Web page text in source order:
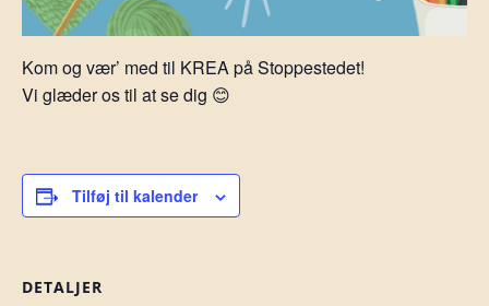
Kom og vær’ med til KREA på Stoppestedet!
Vi glæder os til at se dig 😊
Tilføj til kalender
DETALJER